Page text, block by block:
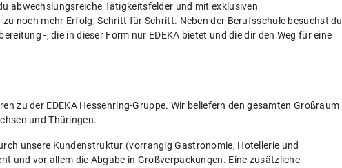
abwechslungsreiche Tätigkeitsfelder und mit exklusiven
noch mehr Erfolg, Schritt für Schritt. Neben der Berufsschule besuchst du
-, die in dieser Form nur EDEKA bietet und die dir den Weg für eine
zu der EDEKA Hessenring-Gruppe. Wir beliefern den gesamten Großraum
und Thüringen.
unsere Kundenstruktur (vorrangig Gastronomie, Hotellerie und
und vor allem die Abgabe in Großverpackungen. Eine zusätzliche